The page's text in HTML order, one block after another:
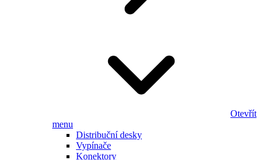
Otevřít
menu
Distribuční desky
Vypínače
Konektory